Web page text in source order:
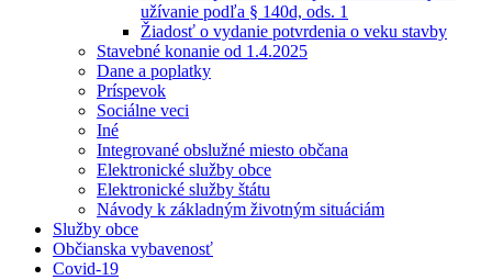
užívanie podľa § 140d, ods. 1
Žiadosť o vydanie potvrdenia o veku stavby
Stavebné konanie od 1.4.2025
Dane a poplatky
Príspevok
Sociálne veci
Iné
Integrované obslužné miesto občana
Elektronické služby obce
Elektronické služby štátu
Návody k základným životným situáciám
Služby obce
Občianska vybavenosť
Covid-19